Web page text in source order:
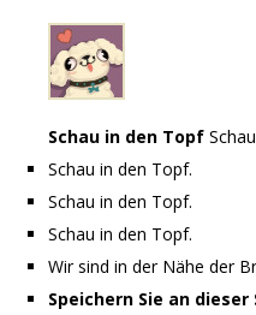
Schau in den Topf
Schau in den Topf.
Schau in den Topf.
Schau in den Topf.
Wir sind in der Nähe der
Speichern Sie an dieser